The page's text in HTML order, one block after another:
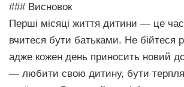
### Висновок
Перші місяці життя дитини — це
вчитеся бути батьками. Не бійтеся
адже кожен день приносить новий
— любити свою дитину, бути